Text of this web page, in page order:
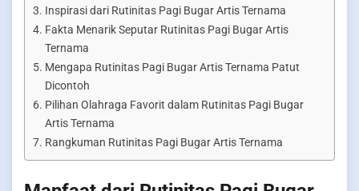
Inspirasi dari Rutinitas Pagi Bugar Artis Ternama
Fakta Menarik Seputar Rutinitas Pagi Bugar Artis
Ternama
Mengapa Rutinitas Pagi Bugar Artis Ternama Patut
Dicontoh
Pilihan Olahraga Favorit dalam Rutinitas Pagi Bugar
Artis Ternama
Rangkuman Rutinitas Pagi Bugar Artis Ternama